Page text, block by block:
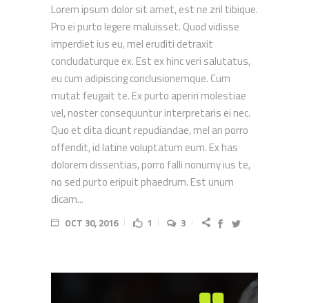
Lorem ipsum dolor sit amet, est ne zril tibique.
Pro ei purto legere maluisset. Quod vidisse
imperdiet ius eu, mel eruditi detraxit
concludaturque ex. Est ex hinc veri salutatus,
eu cum adipiscing conclusionemque. Cum
mutat feugait te. Ex purto aperiri molestiae
vel, noster consequuntur interpretaris ei nec.
Quo et clita dicunt repudiandae, mel an porro
offendit, id latine voluptatum eum. Ex has
dolorem dissentias, porro falli nonumy ius te,
no sed purto eripuit phaedrum. Est unum
dicam...
OCT 30, 2016 1 3